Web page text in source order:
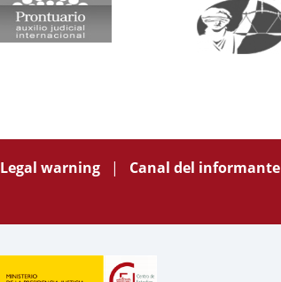
Legal warning Canal del informante